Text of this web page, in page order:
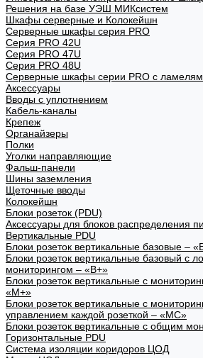
Решения на базе УЭШ МИКсистем
Шкафы серверные и Колокейшн
Серверные шкафы серия PRO
Серия PRO 42U
Серия PRO 47U
Серия PRO 48U
Серверные шкафы серии PRO с
Аксессуары
Вводы с уплотнением
Кабель-каналы
Крепеж
Органайзеры
Полки
Уголки направляющие
Фальш-панели
Шины заземления
Щеточные вводы
Колокейшн
Блоки розеток (PDU)
Аксессуары для блоков распределения
Вертикальные PDU
Блоки розеток вертикальные базовые –
Блоки розеток вертикальные базовый с
мониторингом – «В+»
Блоки розеток вертикальные с
«М+»
Блоки розеток вертикальные с
управлением каждой розеткой – «МС»
Блоки розеток вертикальные с общим
Горизонтальные PDU
Система изоляции коридоров ЦОД